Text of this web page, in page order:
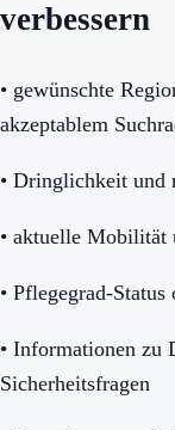
verbessern
• gewünschte
akzeptablem
• Dringlichkeit und
• aktuelle Mobilität
• Pflegegrad-
• Informationen zu
Sicherheitsfragen